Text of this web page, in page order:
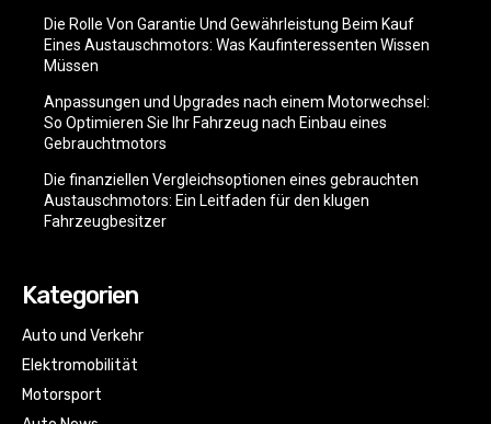
Die Rolle Von Garantie Und Gewährleistung Beim Kauf
Eines Austauschmotors: Was Kaufinteressenten Wissen
Müssen
Anpassungen und Upgrades nach einem Motorwechsel:
So Optimieren Sie Ihr Fahrzeug nach Einbau eines
Gebrauchtmotors
Die finanziellen Vergleichsoptionen eines gebrauchten
Austauschmotors: Ein Leitfaden für den klugen
Fahrzeugbesitzer
Kategorien
Auto und Verkehr
Elektromobilität
Motorsport